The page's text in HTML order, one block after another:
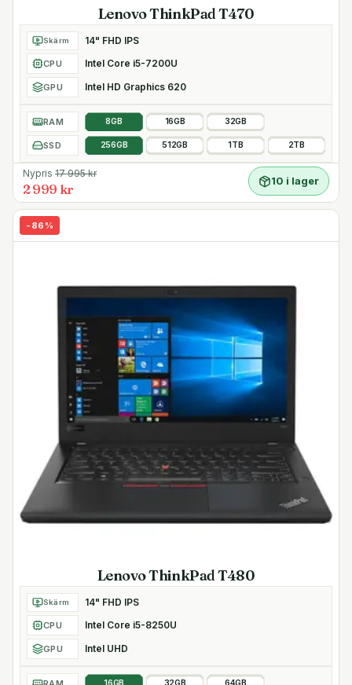
Lenovo ThinkPad T470
Skärm 14" FHD IPS
CPU Intel Core i5-7200U
GPU Intel HD Graphics 620
RAM 8GB 16GB 32GB
SSD 256GB 512GB 1TB 2TB
Nypris 17 995kr
2 999 kr
10 i lager
- 86 %
Lenovo ThinkPad T480
Skärm 14" FHD IPS
CPU Intel Core i5-8250U
GPU Intel UHD